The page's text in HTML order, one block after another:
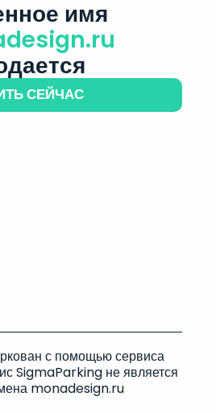
имя
СЕЙЧАС
с помощью сервиса
SigmaParking не является
monadesign.ru